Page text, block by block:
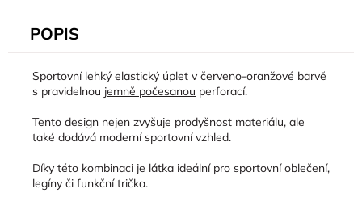
POPIS
Sportovní lehký elastický úplet v červeno-oranžové barvě
s pravidelnou jemně počesanou perforací.
Tento design nejen zvyšuje prodyšnost materiálu, ale
také dodává moderní sportovní vzhled.
Díky této kombinaci je látka ideální pro sportovní oblečení,
legíny či funkční trička.